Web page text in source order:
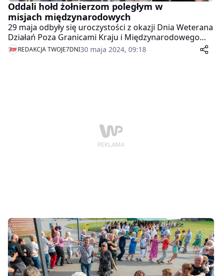
Oddali hołd żołnierzom poległym w
misjach międzynarodowych
29 maja odbyły się uroczystości z okazji Dnia Weterana
Działań Poza Granicami Kraju i Międzynarodowego
Dnia Uczestników Misji Pokojowych ONZ pod
pomnikiem na placu Zwycięstwa w Pile.
REDAKCJA TWOJE7DNI30 maja 2024, 09:18